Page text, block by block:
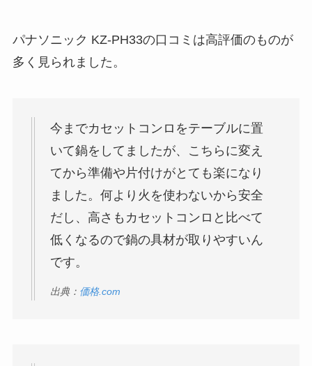
パナソニック KZ-PH33の口コミは高評価のものが
多く見られました。
今までカセットコンロをテーブルに置
いて鍋をしてましたが、こちらに変え
てから準備や片付けがとても楽になり
ました。何より火を使わないから安全
だし、高さもカセットコンロと比べて
低くなるので鍋の具材が取りやすいん
です。
出典： 価格.com